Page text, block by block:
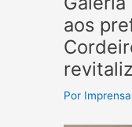
aos
Por